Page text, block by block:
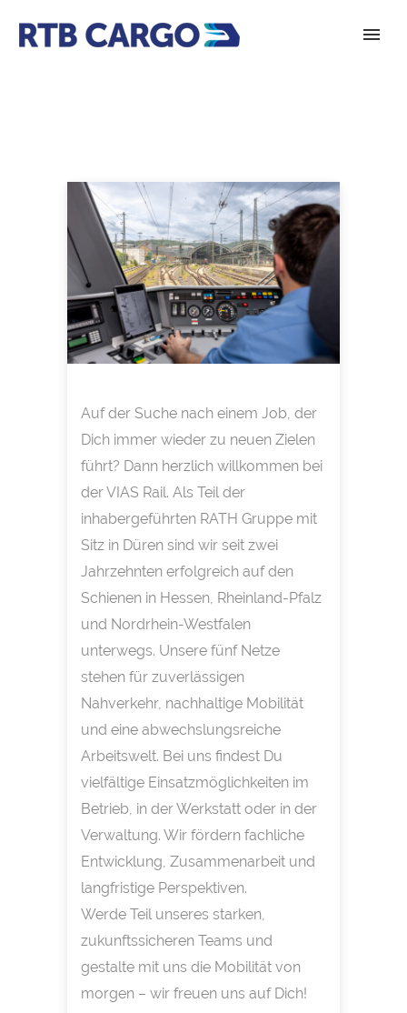
Auf der Suche nach einem Job, der
Dich immer wieder zu neuen Zielen
führt? Dann herzlich willkommen bei
der VIAS Rail. Als Teil der
inhabergeführten RATH Gruppe mit
Sitz in Düren sind wir seit zwei
Jahrzehnten erfolgreich auf den
Schienen in Hessen, Rheinland-Pfalz
und Nordrhein-Westfalen
unterwegs. Unsere fünf Netze
stehen für zuverlässigen
Nahverkehr, nachhaltige Mobilität
und eine abwechslungsreiche
Arbeitswelt. Bei uns findest Du
vielfältige Einsatzmöglichkeiten im
Betrieb, in der Werkstatt oder in der
Verwaltung. Wir fördern fachliche
Entwicklung, Zusammenarbeit und
langfristige Perspektiven.
Werde Teil unseres starken,
zukunftssicheren Teams und
gestalte mit uns die Mobilität von
morgen – wir freuen uns auf Dich!